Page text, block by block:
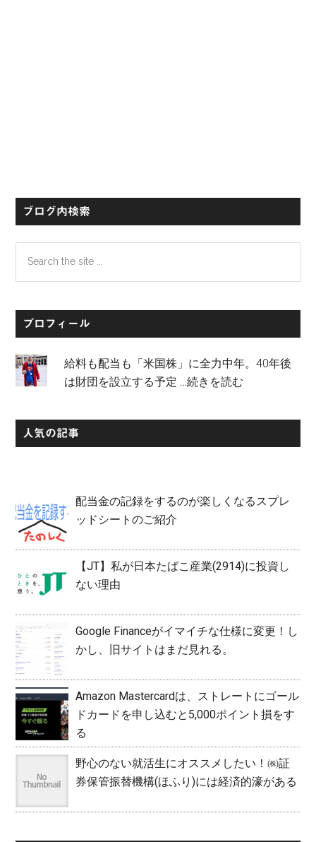
ブログ内検索
the
プロフィール
給料も配当も「米国株」に全力中年。40年後
は財団を設立する予定…続きを読む
人気の記事
配当金の記録をするのが楽しくなるスプレ
ッドシートのご紹介
【JT】私が日本たばこ産業(2914)に投資し
ない理由
Google Financeがイマイチな仕様に変更！し
かし、旧サイトはまだ見れる。
Amazon Mastercardは、ストレートにゴール
ドカードを申し込むと5,000ポイント損をす
る
野心のない就活生にオススメしたい！㈱証
券保管振替機構(ほふり)には経済的濠がある